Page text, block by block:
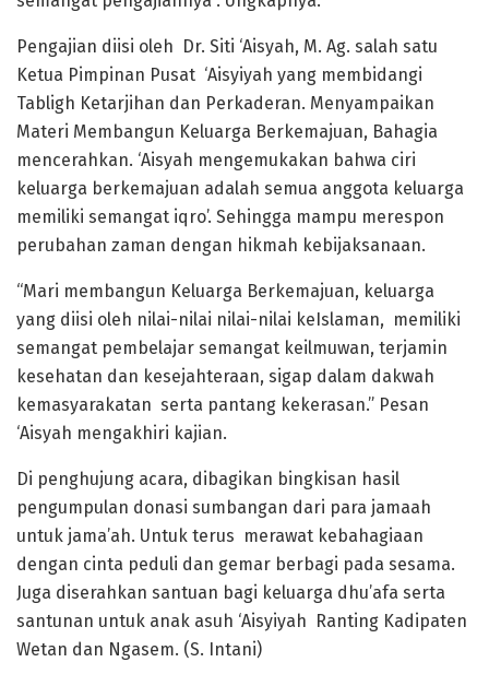
Pengajian diisi oleh Dr. Siti ‘Aisyah, M. Ag. salah satu
Ketua Pimpinan Pusat ‘Aisyiyah yang membidangi
Tabligh Ketarjihan dan Perkaderan. Menyampaikan
Materi Membangun Keluarga Berkemajuan, Bahagia
mencerahkan. ‘Aisyah mengemukakan bahwa ciri
keluarga berkemajuan adalah semua anggota keluarga
memiliki semangat iqro’. Sehingga mampu merespon
perubahan zaman dengan hikmah kebijaksanaan.
“Mari membangun Keluarga Berkemajuan, keluarga
yang diisi oleh nilai-nilai nilai-nilai keIslaman, memiliki
semangat pembelajar semangat keilmuwan, terjamin
kesehatan dan kesejahteraan, sigap dalam dakwah
kemasyarakatan serta pantang kekerasan.” Pesan
‘Aisyah mengakhiri kajian.
Di penghujung acara, dibagikan bingkisan hasil
pengumpulan donasi sumbangan dari para jamaah
untuk jama’ah. Untuk terus merawat kebahagiaan
dengan cinta peduli dan gemar berbagi pada sesama.
Juga diserahkan santuan bagi keluarga dhu’afa serta
santunan untuk anak asuh ‘Aisyiyah Ranting Kadipaten
Wetan dan Ngasem. (S. Intani)